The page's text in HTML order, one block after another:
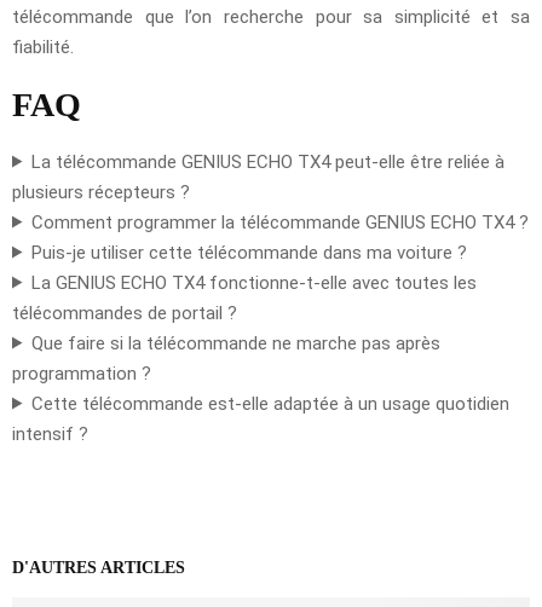
télécommande que l’on recherche pour sa simplicité et sa
fiabilité.
FAQ
La télécommande GENIUS ECHO TX4 peut-elle être reliée à
plusieurs récepteurs ?
Comment programmer la télécommande GENIUS ECHO TX4 ?
Puis-je utiliser cette télécommande dans ma voiture ?
La GENIUS ECHO TX4 fonctionne-t-elle avec toutes les
télécommandes de portail ?
Que faire si la télécommande ne marche pas après
programmation ?
Cette télécommande est-elle adaptée à un usage quotidien
intensif ?
D'AUTRES ARTICLES